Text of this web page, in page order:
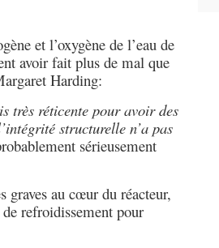
et l’oxygène de l’eau de
avoir fait plus de mal que
Harding:
très réticente pour avoir des
structurelle n’a pas
sérieusement
graves au cœur du réacteur,
refroidissement pour